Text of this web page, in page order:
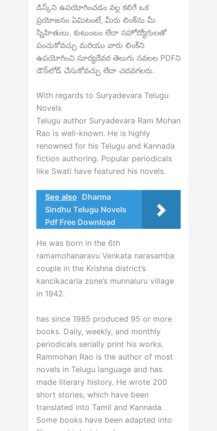
డిస్క్‌ని ఉపయోగించడం వల్ల కలిగే ఒక
ప్రయోజనం ఏమిటంటే, మీరు లింక్‌ను మీ
స్నేహితులు, కుటుంబం లేదా సహోద్యోగులతో
పంచుకోవచ్చు మరియు వారు లింక్‌ని
ఉపయోగించి సూర్యదేవర తెలుగు నవలల PDFని
డౌన్‌లోడ్ చేసుకోవచ్చు లేదా చదవగలరు.
With regards to Suryadevara Telugu
Novels
Telugu author Suryadevara Ram Mohan
Rao is well-known. He is highly
renowned for his Telugu and Kannada
fiction authoring. Popular periodicals
like Swati have featured his novels.
See also Dharma
Sindhu Telugu Novels
Pdf Free Download
He was born in the 6th
ramamohanaravu Venkata narasamba
couple in the Krishna district’s
kancikacarla zone’s munnaluru village
in 1942.
has since 1985 produced 95 or more
books. Daily, weekly, and monthly
periodicals serially print his works.
Rammohan Rao is the author of most
novels in Telugu language and has
made literary history. He wrote 200
short stories, which have been
translated into Tamil and Kannada.
Some books have been adapted into